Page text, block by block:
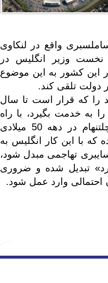
واقع در لنکاوی
وزیر انگلیس در
این کشور به این موضوع
دولت تلقی کند.
را که قرار است تا سال
به خدمت بگیرد، با راه
اندازی مراکز ستاد ارتباطات انگلیس در چلتنهام در دهه 50 میلادی
با این کار انگلیس به
تهاجمی مبدل شود،
تبدیل شده و ضروری
احتمالی وارد عمل شود.